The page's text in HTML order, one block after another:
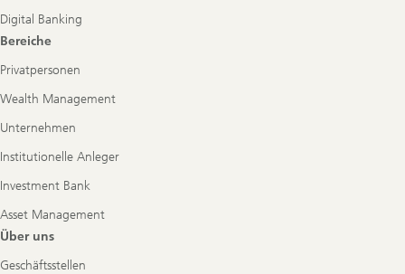
Digital Banking
Bereiche
Privatpersonen
Wealth Management
Unternehmen
Institutionelle Anleger
Investment Bank
Asset Management
Über uns
Geschäftsstellen